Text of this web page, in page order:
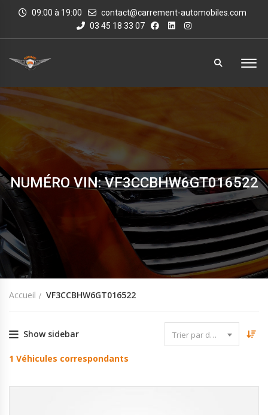
09:00 à 19:00
contact@carrement-automobiles.com
03 45 18 33 07
NUMÉRO VIN: VF3CCBHW6GT016522
Accueil VF3CCBHW6GT016522
Show sidebar Trier par date
1 Véhicules correspondants